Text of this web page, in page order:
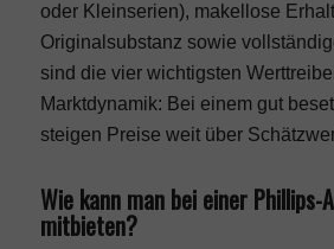
oder Kleinserien), makellose
Originalsubstanz sowie
sind die vier wichtigsten
Marktdynamik: Bei einem gut
steigen Preise weit über
Wie kann man bei einer Phillips-
mitbieten?